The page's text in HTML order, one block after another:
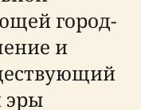
город-
и
эры